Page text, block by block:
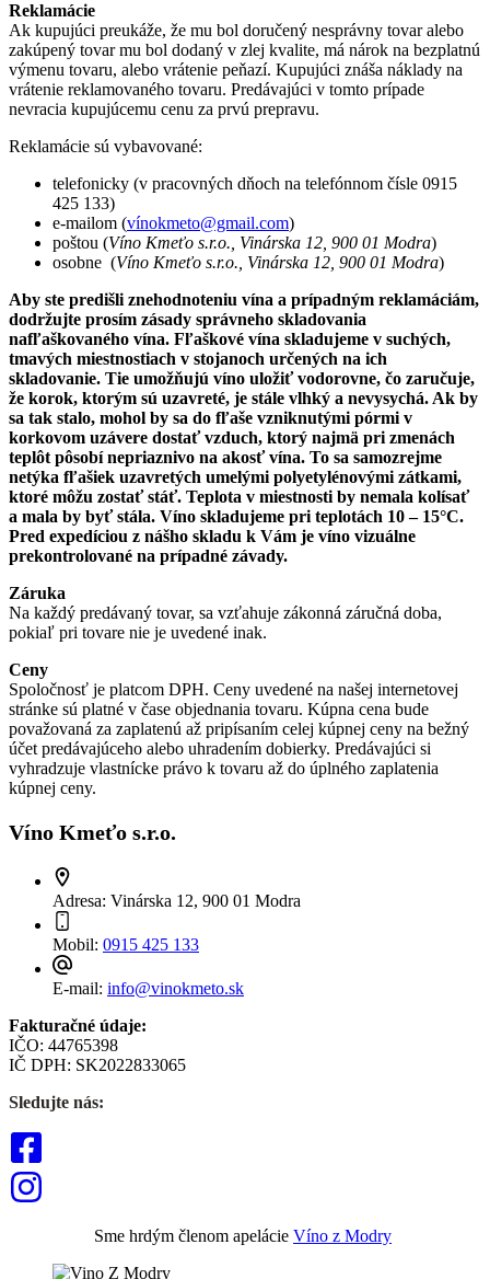
Reklamácie
Ak kupujúci preukáže, že mu bol doručený nesprávny tovar alebo
zakúpený tovar mu bol dodaný v zlej kvalite, má nárok na bezplatnú
výmenu tovaru, alebo vrátenie peňazí. Kupujúci znáša náklady na
vrátenie reklamovaného tovaru. Predávajúci v tomto prípade
nevracia kupujúcemu cenu za prvú prepravu.
Reklamácie sú vybavované:
telefonicky (v pracovných dňoch na telefónnom čísle 0915
425 133)
e-mailom (vínokmeto@gmail.com)
poštou (Víno Kmeťo s.r.o., Vinárska 12, 900 01 Modra)
osobne (Víno Kmeťo s.r.o., Vinárska 12, 900 01 Modra)
Aby ste predišli znehodnoteniu vína a prípadným reklamáciám,
dodržujte prosím zásady správneho skladovania
nafľaškovaného vína. Fľaškové vína skladujeme v suchých,
tmavých miestnostiach v stojanoch určených na ich
skladovanie. Tie umožňujú víno uložiť vodorovne, čo zaručuje,
že korok, ktorým sú uzavreté, je stále vlhký a nevysychá. Ak by
sa tak stalo, mohol by sa do fľaše vzniknutými pórmi v
korkovom uzávere dostať vzduch, ktorý najmä pri zmenách
teplôt pôsobí nepriaznivo na akosť vína. To sa samozrejme
netýka fľašiek uzavretých umelými polyetylénovými zátkami,
ktoré môžu zostať stáť. Teplota v miestnosti by nemala kolísať
a mala by byť stála. Víno skladujeme pri teplotách 10 – 15°C.
Pred expedíciou z nášho skladu k Vám je víno vizuálne
prekontrolované na prípadné závady.
Záruka
Na každý predávaný tovar, sa vzťahuje zákonná záručná doba,
pokiaľ pri tovare nie je uvedené inak.
Ceny
Spoločnosť je platcom DPH. Ceny uvedené na našej internetovej
stránke sú platné v čase objednania tovaru. Kúpna cena bude
považovaná za zaplatenú až pripísaním celej kúpnej ceny na bežný
účet predávajúceho alebo uhradením dobierky. Predávajúci si
vyhradzuje vlastnícke právo k tovaru až do úplného zaplatenia
kúpnej ceny.
Víno Kmeťo s.r.o.
Adresa: Vinárska 12, 900 01 Modra
Mobil: 0915 425 133
E-mail: info@vinokmeto.sk
Fakturačné údaje:
IČO: 44765398
IČ DPH: SK2022833065
Sledujte nás:
Sme hrdým členom apelácie Víno z Modry